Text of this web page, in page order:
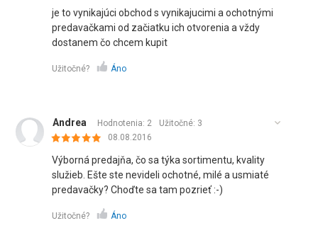
je to vynikajúci obchod s vynikajucimi a ochotnými
predavačkami od začiatku ich otvorenia a vždy
dostanem čo chcem kupit
Užitočné? Áno
Andrea Hodnotenia: 2 Užitočné: 3
08.08.2016
Výborná predajňa, čo sa týka sortimentu, kvality
služieb. Ešte ste nevideli ochotné, milé a usmiaté
predavačky? Choďte sa tam pozrieť :-)
Užitočné? Áno